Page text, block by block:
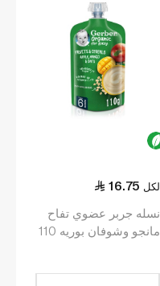
16.75 لكل
نسله جربر عضوي تفاح
مانجو وشوفان بوريه 110